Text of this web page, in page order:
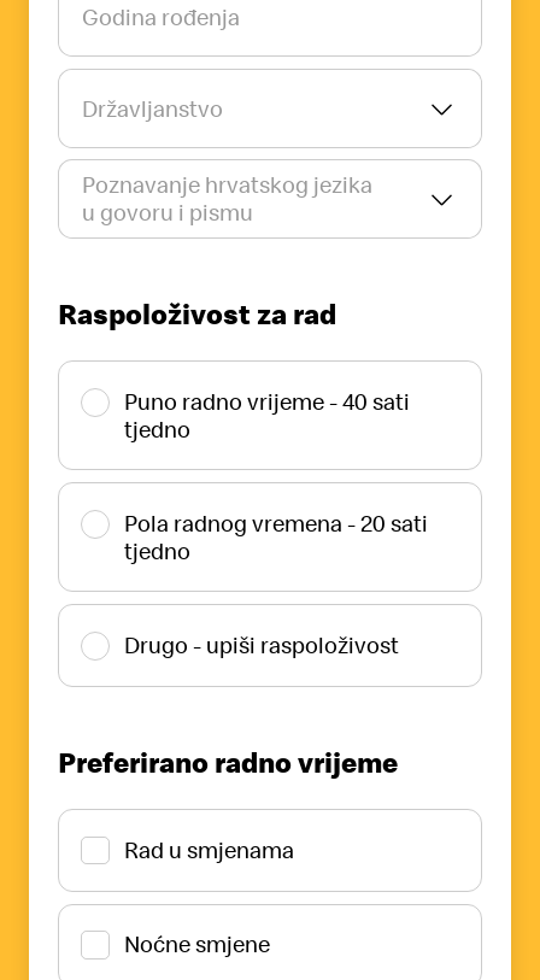
Godina rođenja
Državljanstvo
Poznavanje hrvatskog jezika
u govoru i pismu
Raspoloživost za rad
Puno radno vrijeme - 40 sati
tjedno
Pola radnog vremena - 20 sati
tjedno
Drugo - upiši raspoloživost
Preferirano radno vrijeme
Rad u smjenama
Noćne smjene